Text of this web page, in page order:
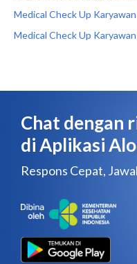
Medical Check Up
Medical Check Up